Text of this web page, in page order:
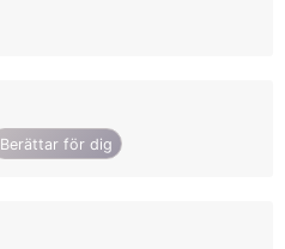
Berättar för dig